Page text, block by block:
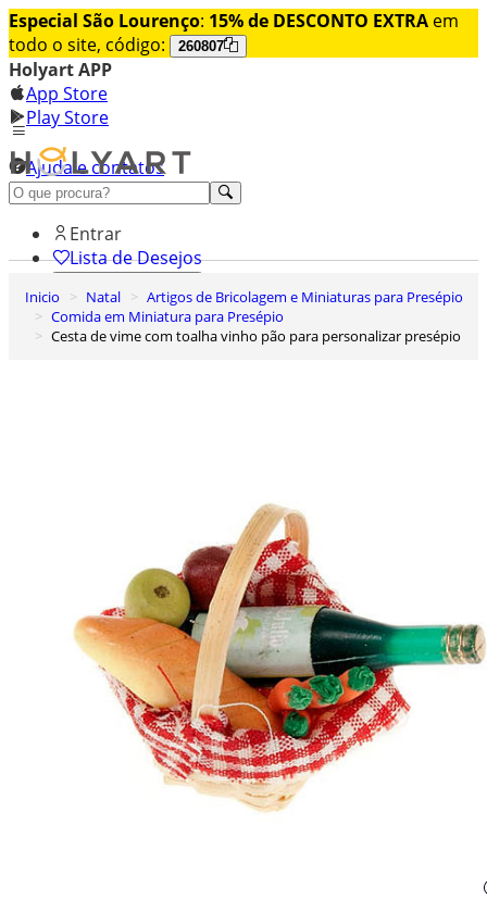
Especial São Lourenço: 15% de DESCONTO EXTRA em
todo o site, código:
260807
Holyart APP
App Store
Play Store
Ajuda e contatos
Conheça premium
Entrar
Lista de Desejos
Carrinho de Compras
Inicio Natal
Artigos de Bricolagem e Miniaturas para Presépio
Comida em Miniatura para Presépio
Cesta de vime com toalha vinho pão para personalizar presépio